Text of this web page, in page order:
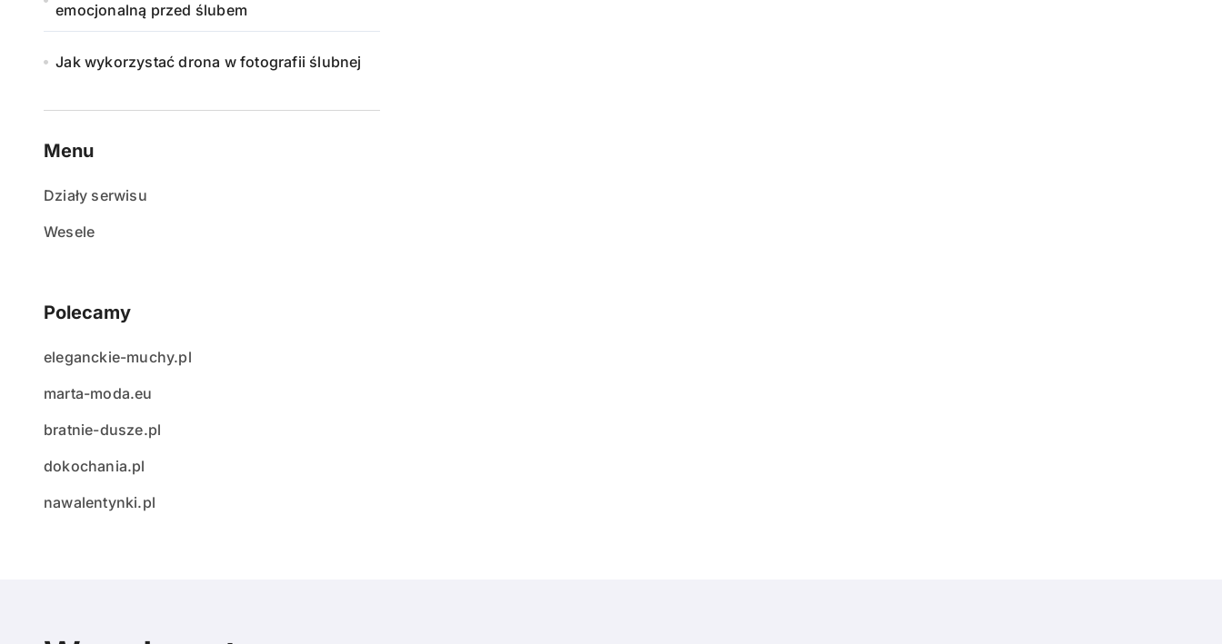
emocjonalną przed ślubem
Jak wykorzystać drona w fotografii ślubnej
Menu
Działy serwisu
Wesele
Polecamy
eleganckie-muchy.pl
marta-moda.eu
bratnie-dusze.pl
dokochania.pl
nawalentynki.pl